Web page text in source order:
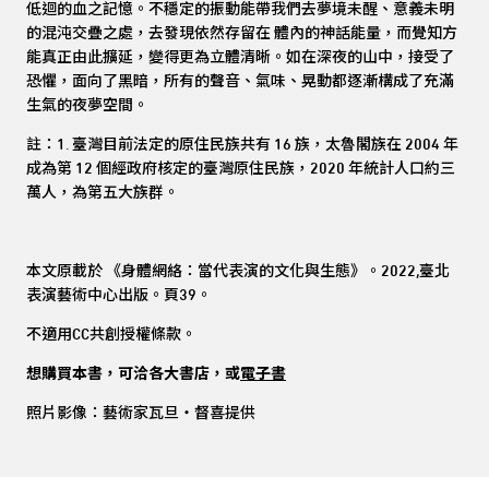
低迴的血之記憶。不穩定的振動能帶我們去夢境未醒、意義未明
的混沌交疊之處，去發現依然存留在 體內的神話能量，而覺知方
能真正由此擴延，變得更為立體清晰。如在深夜的山中，接受了
恐懼，面向了黑暗，所有的聲音、氣味、晃動都逐漸構成了充滿
生氣的夜夢空間。
註：1. 臺灣目前法定的原住民族共有 16 族，太魯閣族在 2004 年
成為第 12 個經政府核定的臺灣原住民族，2020 年統計人口約三
萬人，為第五大族群。
本文原載於 《身體網絡：當代表演的文化與生態》。2022,臺北
表演藝術中心出版。頁39。
不適用CC共創授權條款。
想購買本書，可洽各大書店，或電子書
照片影像：藝術家瓦旦・督喜提供